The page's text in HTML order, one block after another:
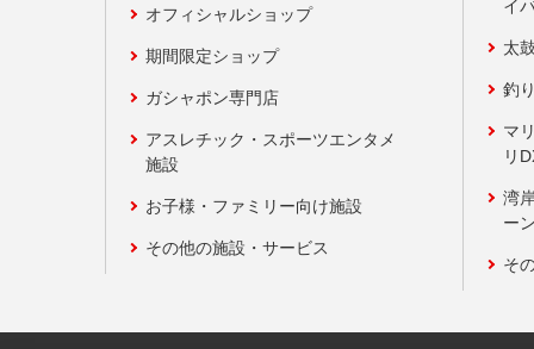
オフィシャルショップ
期間限定ショップ
ガシャポン専門店
アスレチック・スポーツエンタメ
施設
お子様・ファミリー向け施設
その他の施設・サービス
イ
太
釣
マ
リ
湾
ー
そ